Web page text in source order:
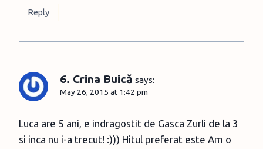
Reply
6. Crina Buică says:
May 26, 2015 at 1:42 pm
Luca are 5 ani, e indragostit de Gasca Zurli de la 3
si inca nu i-a trecut! :))) Hitul preferat este Am o